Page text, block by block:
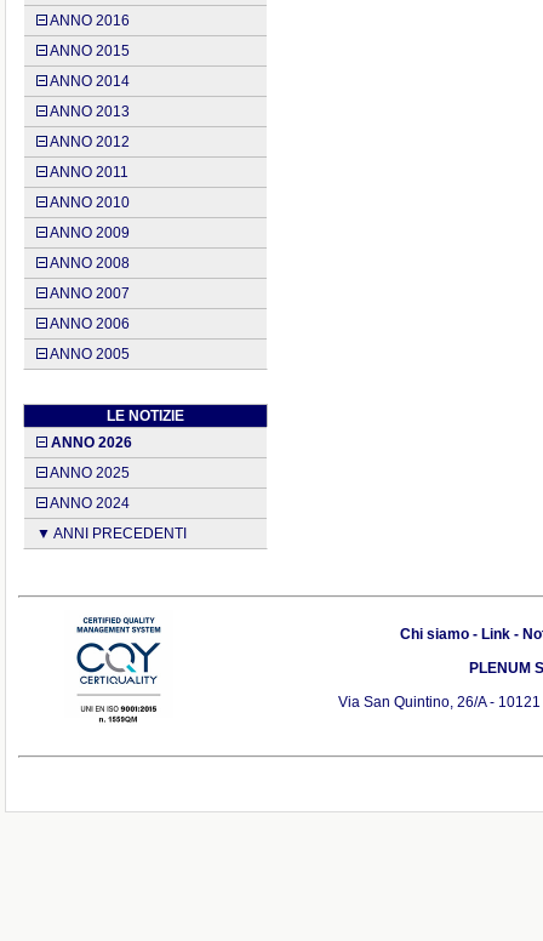
ANNO 2016
ANNO 2015
ANNO 2014
ANNO 2013
ANNO 2012
ANNO 2011
ANNO 2010
ANNO 2009
ANNO 2008
ANNO 2007
ANNO 2006
ANNO 2005
LE NOTIZIE
ANNO 2026
ANNO 2025
ANNO 2024
▼ ANNI PRECEDENTI
Chi siamo - Link -
PLENUM
Via San Quintino, 26/A -